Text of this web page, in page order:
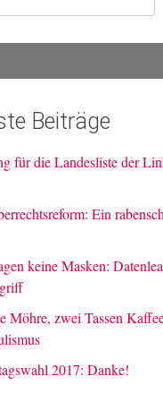
Beiträge
für die Landesliste der
Ein
keine Masken:
Möhre, zwei Tassen
2017: Danke!